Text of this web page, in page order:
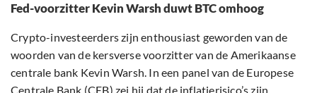
Fed-voorzitter Kevin Warsh duwt BTC omhoog
Crypto-investeerders zijn enthousiast geworden van de
woorden van de kersverse voorzitter van de Amerikaanse
centrale bank Kevin Warsh. In een panel van de Europese
Centrale Bank (CEB) zei hij dat de inflatierisico’s zijn